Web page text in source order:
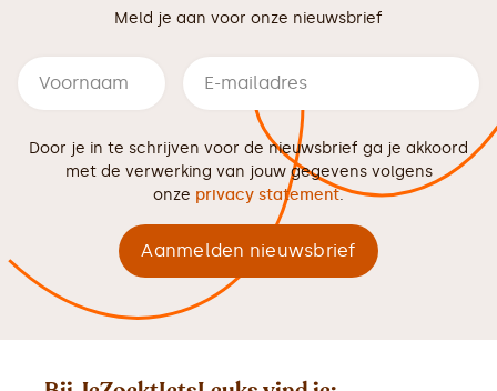
Meld je aan voor onze nieuwsbrief
Door je in te schrijven voor de nieuwsbrief ga je akkoord
met de verwerking van jouw gegevens volgens
onze privacy statement.